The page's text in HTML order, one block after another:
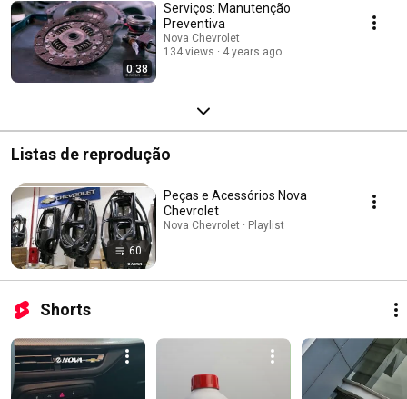
0:38
Serviços: Manutenção
Preventiva
Nova Chevrolet
134 views
4 years ago
Listas de reprodução
60
Peças e Acessórios Nova
Chevrolet
Nova Chevrolet · Playlist
Shorts